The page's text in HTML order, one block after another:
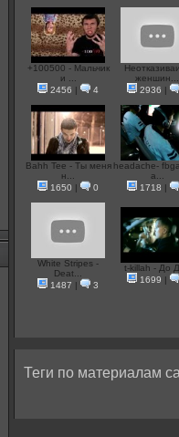
+100500 - Мальчик
и ...
2456 | 4
женшин...
2936 |
Bahh Tee - Ты меня
н...
1650 | 0
headache-
a...
1718 |
White Stripes -
Deat...
1487 | 3
t-killah - До
1699 |
Теги по материалам